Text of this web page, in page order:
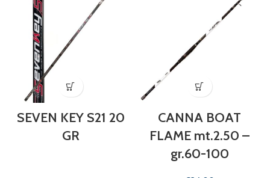
SEVEN KEY S21 20
GR
CANNA BOAT
FLAME mt.2.50 –
gr.60-100